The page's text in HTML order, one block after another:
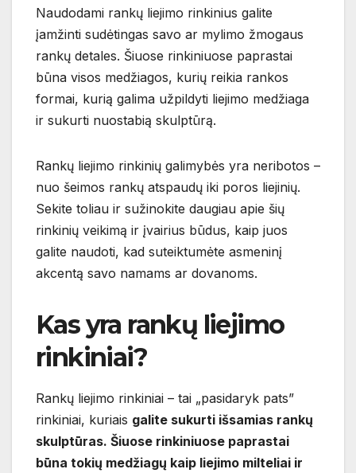
Naudodami rankų liejimo rinkinius galite
įamžinti sudėtingas savo ar mylimo žmogaus
rankų detales. Šiuose rinkiniuose paprastai
būna visos medžiagos, kurių reikia rankos
formai, kurią galima užpildyti liejimo medžiaga
ir sukurti nuostabią skulptūrą.
Rankų liejimo rinkinių galimybės yra neribotos –
nuo šeimos rankų atspaudų iki poros liejinių.
Sekite toliau ir sužinokite daugiau apie šių
rinkinių veikimą ir įvairius būdus, kaip juos
galite naudoti, kad suteiktumėte asmeninį
akcentą savo namams ar dovanoms.
Kas yra rankų liejimo
rinkiniai?
Rankų liejimo rinkiniai – tai „pasidaryk pats”
rinkiniai, kuriais galite sukurti išsamias rankų
skulptūras. Šiuose rinkiniuose paprastai
būna tokių medžiagų kaip liejimo milteliai ir